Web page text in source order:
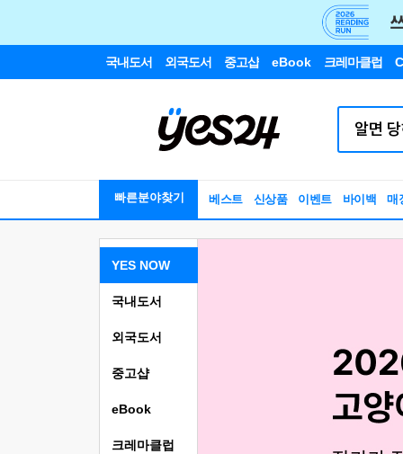
국내도서 외국도서 중고샵 eBook 크레마클럽
빠른분야찾기 베스트 신상품 이벤트 바이백 매
YES NOW
국내도서
외국도서
중고샵
eBook
크레마클럽